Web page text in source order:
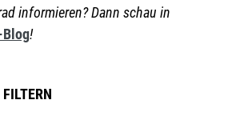
informieren? Dann schau in
Blog!